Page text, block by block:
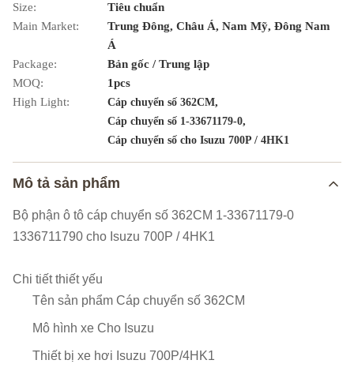
Size:
Tiêu chuẩn
Main Market:
Trung Đông, Châu Á, Nam Mỹ, Đông Nam
Á
Package:
Bản gốc / Trung lập
MOQ:
1pcs
High Light:
Cáp chuyển số 362CM,
Cáp chuyển số 1-33671179-0,
Cáp chuyển số cho Isuzu 700P / 4HK1
Mô tả sản phẩm
Bộ phận ô tô cáp chuyển số 362CM 1-33671179-0
1336711790 cho Isuzu 700P / 4HK1
Chi tiết thiết yếu
Tên sản phẩm Cáp chuyển số 362CM
Mô hình xe Cho Isuzu
Thiết bị xe hơi Isuzu 700P/4HK1